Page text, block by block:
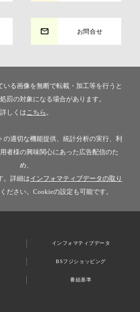
お問合せ
いる画像を無断で転載・加工等を行うと
罰の対象になる場合があります。
詳しくは こちら 。
の適切な機能提供、統計分析の実行、利
者様の興味関心にあった広告配信のた
め、
。詳細はインフォマティブデータの取り
ださい。Cookieの設定も可能です。
インフォマティブデータ
BSフジショッピング
番組基準